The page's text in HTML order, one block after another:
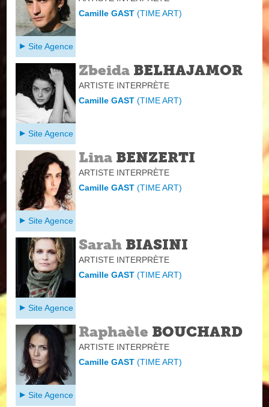
Camille GAST(TIME ART)
Site Agence
Zbeida BELHAJAMOR
ARTISTE INTERPRÈTE
Camille GAST(TIME ART)
Site Agence
Lina BENZERTI
ARTISTE INTERPRÈTE
Camille GAST(TIME ART)
Site Agence
Sarah BIASINI
ARTISTE INTERPRÈTE
Camille GAST(TIME ART)
Site Agence
Raphaèle BOUCHARD
ARTISTE INTERPRÈTE
Camille GAST(TIME ART)
Site Agence